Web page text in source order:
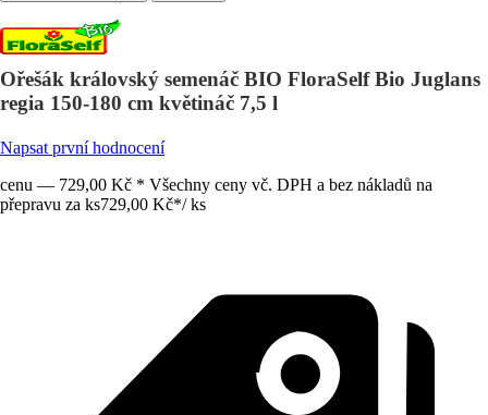
Ořešák královský semenáč BIO FloraSelf Bio Juglans
regia 150-180 cm květináč 7,5 l
Napsat první hodnocení
cenu — 729,00 Kč * Všechny ceny vč. DPH a bez nákladů na
přepravu za ks729,00 Kč*/ ks